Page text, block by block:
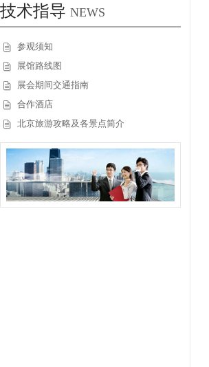
技术指导 NEWS
参观须知
展馆路线图
展会期间交通指南
合作酒店
北京旅游攻略及各景点简介